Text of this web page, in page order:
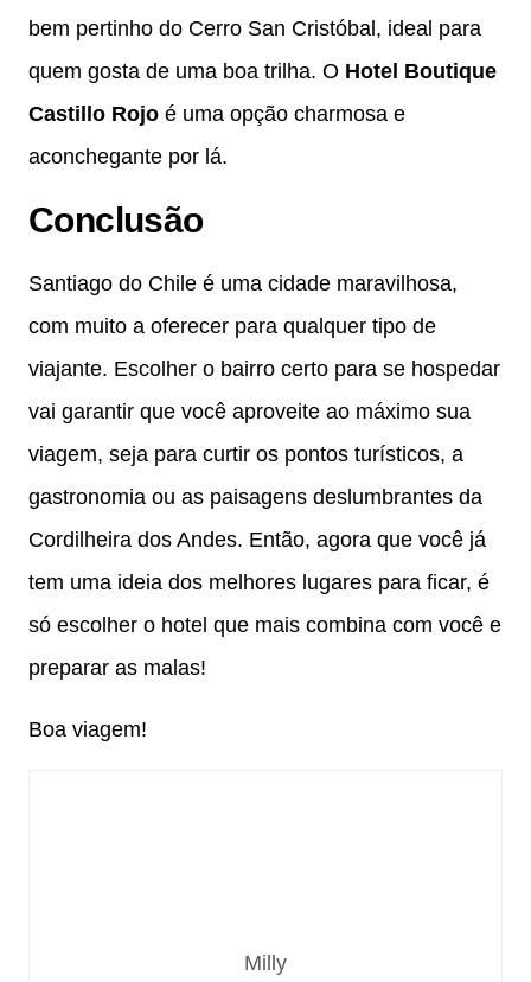
bem pertinho do Cerro San Cristóbal, ideal para
quem gosta de uma boa trilha. O Hotel Boutique
Castillo Rojo é uma opção charmosa e
aconchegante por lá.
Conclusão
Santiago do Chile é uma cidade maravilhosa,
com muito a oferecer para qualquer tipo de
viajante. Escolher o bairro certo para se hospedar
vai garantir que você aproveite ao máximo sua
viagem, seja para curtir os pontos turísticos, a
gastronomia ou as paisagens deslumbrantes da
Cordilheira dos Andes. Então, agora que você já
tem uma ideia dos melhores lugares para ficar, é
só escolher o hotel que mais combina com você e
preparar as malas!
Boa viagem!
Milly